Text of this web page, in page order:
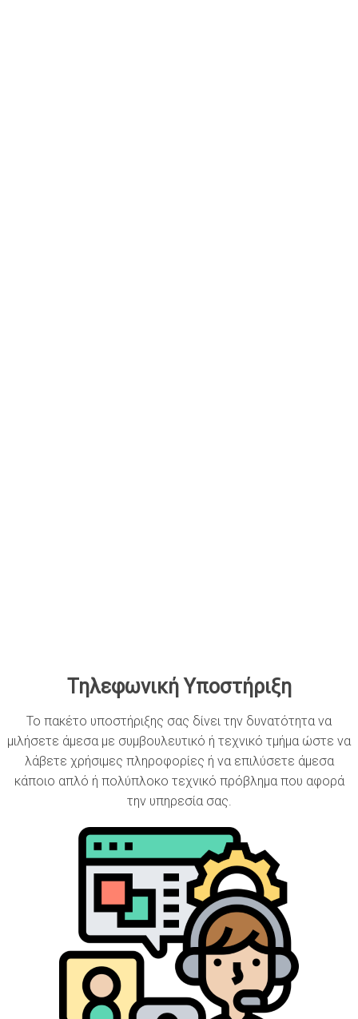
Τηλεφωνική Υποστήριξη
Το πακέτο υποστήριξης σας δίνει την δυνατότητα να
μιλήσετε άμεσα με συμβουλευτικό ή τεχνικό τμήμα ώστε να
λάβετε χρήσιμες πληροφορίες ή να επιλύσετε άμεσα
κάποιο απλό ή πολύπλοκο τεχνικό πρόβλημα που αφορά
την υπηρεσία σας.